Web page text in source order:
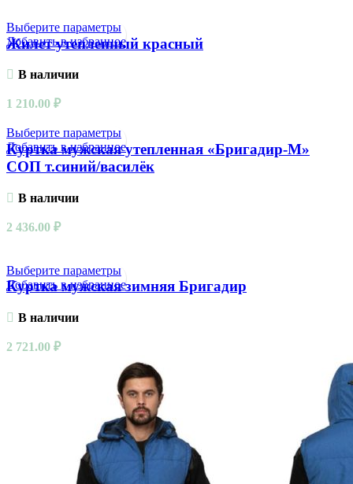
Выберите параметры
Добавить в избранное
Жилет утепленный красный
В наличии
1 210.00 ₽
Выберите параметры
Добавить в избранное
Куртка мужская утепленная «Бригадир-М»
СОП т.синий/василёк
В наличии
2 436.00 ₽
Выберите параметры
Добавить в избранное
Куртка мужская зимняя Бригадир
В наличии
2 721.00 ₽